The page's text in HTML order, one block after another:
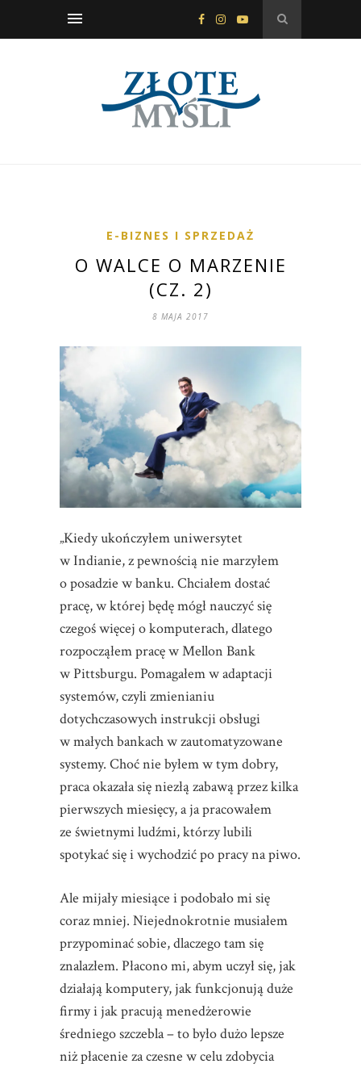
E-BIZNES I SPRZEDAŻ
O WALCE O MARZENIE
(CZ. 2)
8 MAJA 2017
„Kiedy ukończyłem uniwersytet
w Indianie, z pewnością nie marzyłem
o posadzie w banku. Chciałem dostać
pracę, w której będę mógł nauczyć się
czegoś więcej o komputerach, dlatego
rozpocząłem pracę w Mellon Bank
w Pittsburgu. Pomagałem w adaptacji
systemów, czyli zmienianiu
dotychczasowych instrukcji obsługi
w małych bankach w zautomatyzowane
systemy. Choć nie byłem w tym dobry,
praca okazała się niezłą zabawą przez kilka
pierwszych miesięcy, a ja pracowałem
ze świetnymi ludźmi, którzy lubili
spotykać się i wychodzić po pracy na piwo.
Ale mijały miesiące i podobało mi się
coraz mniej. Niejednokrotnie musiałem
przypominać sobie, dlaczego tam się
znalazłem. Płacono mi, abym uczył się, jak
działają komputery, jak funkcjonują duże
firmy i jak pracują menedżerowie
średniego szczebla – to było dużo lepsze
niż płacenie za czesne w celu zdobycia